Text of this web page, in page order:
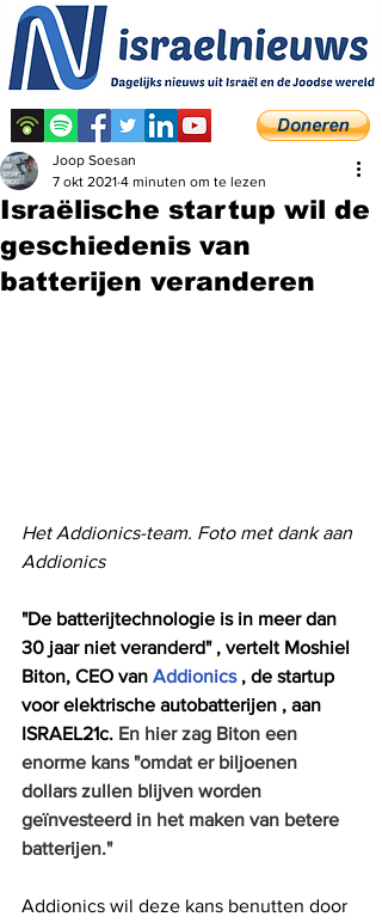
Israëlische startup wil de
geschiedenis van
batterijen veranderen
Joop Soesan
7 okt 2021 4 minuten om te lezen
Het Addionics-team. Foto met dank aan
Addionics
"De batterijtechnologie is in meer dan
30 jaar niet veranderd" , vertelt Moshiel
Biton, CEO van Addionics , de startup
voor elektrische autobatterijen , aan
ISRAEL21c. En hier zag Biton een
enorme kans "omdat er biljoenen
dollars zullen blijven worden
geïnvesteerd in het maken van betere
batterijen."
Addionics wil deze kans benutten door